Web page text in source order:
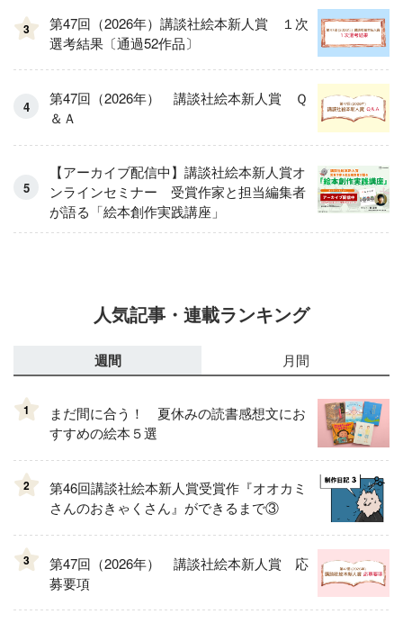
3
第47回（2026年）講談社絵本新人賞 １次
選考結果〔通過52作品〕
第47回（2026年） 講談社絵本新人賞 Ｑ
＆Ａ
【アーカイブ配信中】講談社絵本新人賞オ
ンラインセミナー 受賞作家と担当編集者
が語る「絵本創作実践講座」
人気記事・連載ランキング
週間 月間
1
まだ間に合う！ 夏休みの読書感想文にお
すすめの絵本５選
2
第46回講談社絵本新人賞受賞作『オオカミ
さんのおきゃくさん』ができるまで③
3
第47回（2026年） 講談社絵本新人賞 応
募要項